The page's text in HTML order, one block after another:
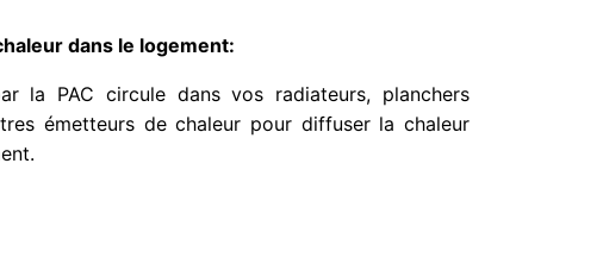
dans le logement:
la PAC circule dans vos radiateurs, planchers
émetteurs de chaleur pour diffuser la chaleur